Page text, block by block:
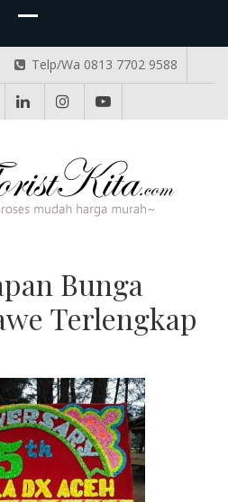
Telp/Wa 0813 7702 9588
Bunga
Terlengkap